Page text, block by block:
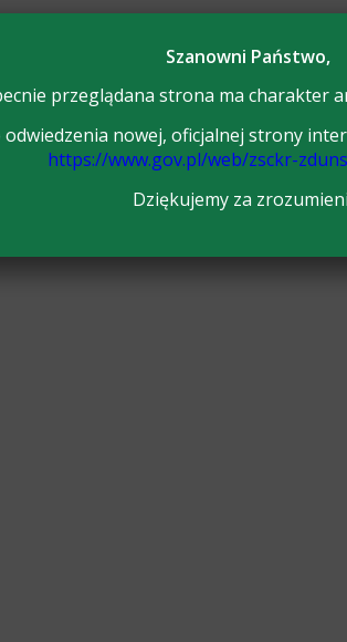
Szanowni Państwo,
przeglądana strona ma charakter
odwiedzenia nowej, oficjalnej strony
https://www.gov.pl/web/zsckr-
Dziękujemy za